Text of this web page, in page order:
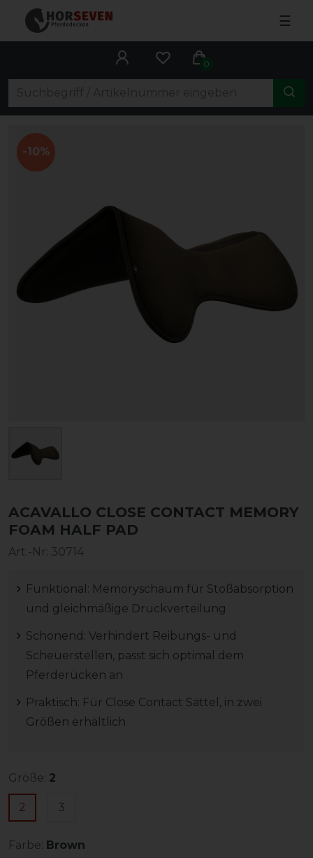
☰
0
-10%
ACAVALLO CLOSE CONTACT MEMORY
FOAM HALF PAD
Art.-Nr: 30714
Funktional: Memoryschaum für Stoßabsorption
und gleichmäßige Druckverteilung
Schonend: Verhindert Reibungs- und
Scheuerstellen, passt sich optimal dem
Pferderücken an
Praktisch: Für Close Contact Sättel, in zwei
Größen erhältlich
Größe: 2
2 3
Farbe: Brown